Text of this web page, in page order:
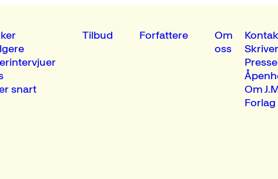
snart
Tilbud Forfattere
Om
oss
Presse
Om
Forlag